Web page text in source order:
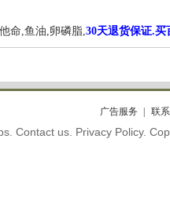
命,鱼油,卵磷脂,30天退货保证.买
广告服务 联
Contact us. Privacy Policy.